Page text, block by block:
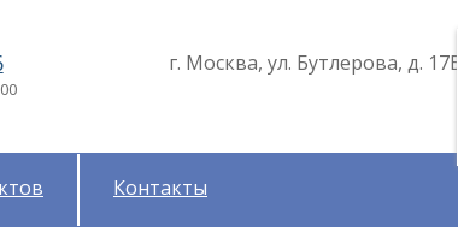
г. Москва, ул. Бутлерова, д. 17Б
Контакты